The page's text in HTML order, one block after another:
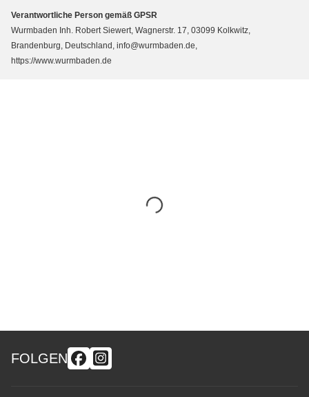
Verantwortliche Person gemäß GPSR
Wurmbaden Inh. Robert Siewert, Wagnerstr. 17, 03099 Kolkwitz,
Brandenburg, Deutschland, info@wurmbaden.de,
https://www.wurmbaden.de
FOLGEN